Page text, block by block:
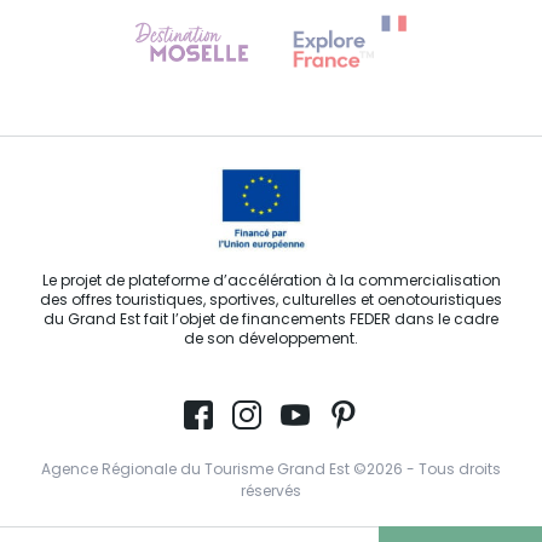
Contactez-nous
Le projet de plateforme d’accélération à la commercialisation
des offres touristiques, sportives, culturelles et oenotouristiques
du Grand Est fait l’objet de financements FEDER dans le cadre
de son développement.
Agence Régionale du Tourisme Grand Est ©2026 - Tous droits
réservés